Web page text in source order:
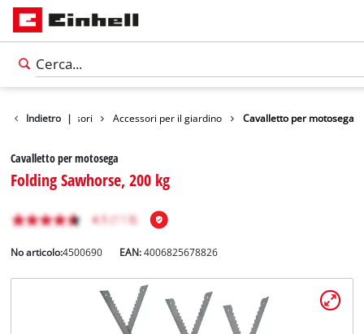
Indietro |
Accessori Accessori per il giardino Cavalletto per motosega
Cavalletto per motosega
Folding Sawhorse, 200 kg
No articolo:4500690 EAN:4006825678826